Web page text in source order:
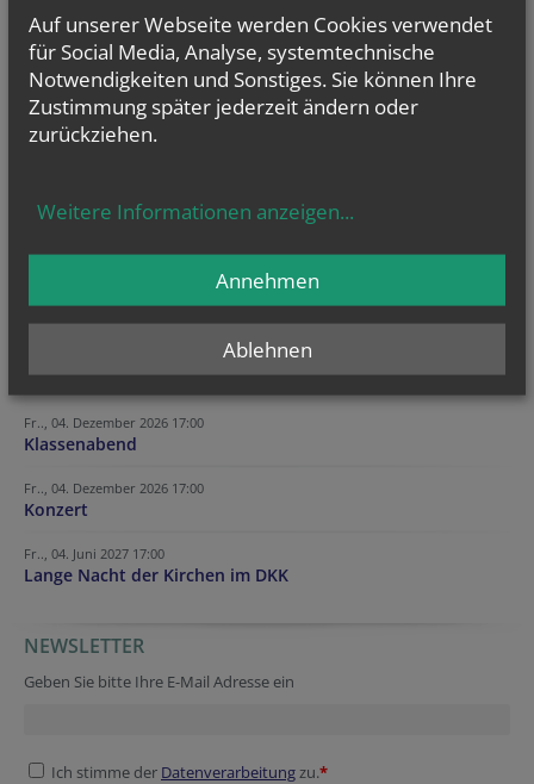
zurück
19. Sonntag im
Jahreskreis
TERMINE
Fr.., 04. Dezember 2026 17:00
Klassenabend
Fr.., 04. Dezember 2026 17:00
Konzert
Fr.., 04. Juni 2027 17:00
Lange Nacht der Kirchen im DKK
NEWSLETTER
Geben Sie bitte Ihre E-Mail Adresse ein
Ich stimme der Datenverarbeitungzu.*
Auf unserer Webseite werden Cookies verwendet
für Social Media, Analyse, systemtechnische
Notwendigkeiten und Sonstiges. Sie können Ihre
Zustimmung später jederzeit ändern oder
zurückziehen.
Weitere Informationen anzeigen...
Ablehnen
Annehmen